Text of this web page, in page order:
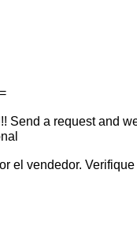
Send a request and
el vendedor.